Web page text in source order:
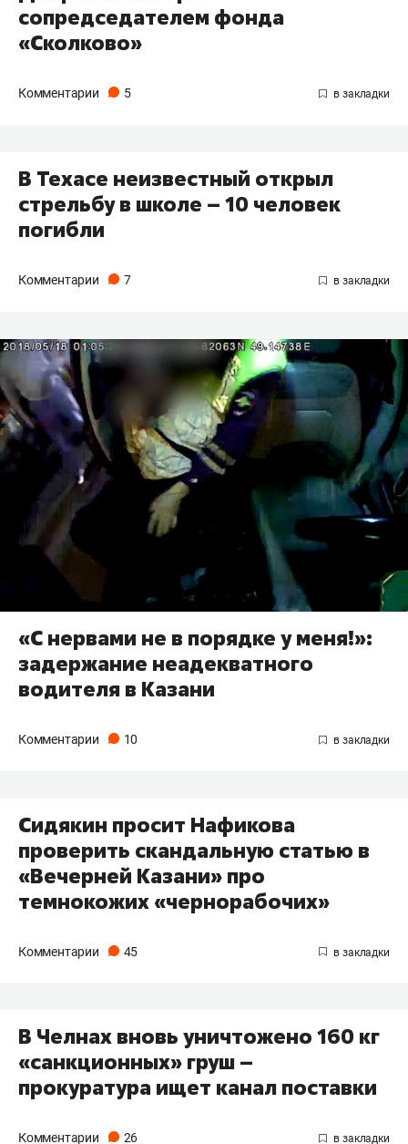
сопредседателем фонда
«Сколково»
Комментарии 5
В Техасе неизвестный открыл
стрельбу в школе – 10 человек
погибли
Комментарии 7
«С нервами не в порядке у меня!»:
задержание неадекватного
водителя в Казани
Комментарии 10
Сидякин просит Нафикова
проверить скандальную статью в
«Вечерней Казани» про
темнокожих «чернорабочих»
Комментарии 45
В Челнах вновь уничтожено 160 кг
«санкционных» груш –
прокуратура ищет канал поставки
Комментарии 26